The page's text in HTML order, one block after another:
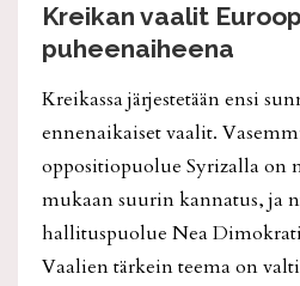
Kreikan vaalit
puheenaiheena
Kreikassa järjestetään ensi
ennenaikaiset vaalit.
oppositiopuolue Syrizalla on
mukaan suurin kannatus, ja
hallituspuolue Nea
Vaalien tärkein teema on